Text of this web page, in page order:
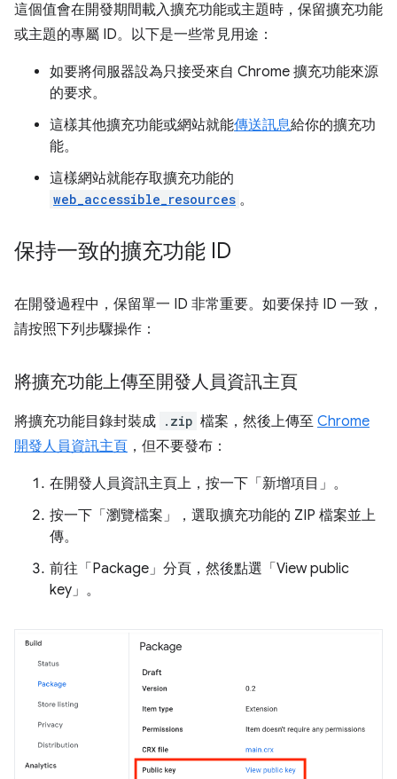
這個值會在開發期間載入擴充功能或主題時，保留擴充功能
或主題的專屬 ID。以下是一些常見用途：
如要將伺服器設為只接受來自 Chrome 擴充功能來源
的要求。
這樣其他擴充功能或網站就能傳送訊息給你的擴充功
能。
這樣網站就能存取擴充功能的
web_accessible_resources 。
保持一致的擴充功能 ID
在開發過程中，保留單一 ID 非常重要。如要保持 ID 一致，
請按照下列步驟操作：
將擴充功能上傳至開發人員資訊主頁
將擴充功能目錄封裝成 .zip 檔案，然後上傳至 Chrome
開發人員資訊主頁 ，但不要發布：
在開發人員資訊主頁上，按一下「新增項目」 。
按一下「瀏覽檔案」
，選取擴充功能的 ZIP 檔案並上
傳。
前往「Package」 分頁，然後點選「View public
key」 。